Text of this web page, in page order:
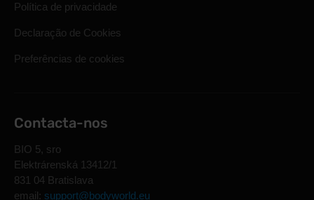
Política de privacidade
Declaração de Cookies
Preferências de cookies
Contacta-nos
BIO 5, sro
Elektrárenská 13412/1
831 04 Bratislava
email: support@bodyworld.eu